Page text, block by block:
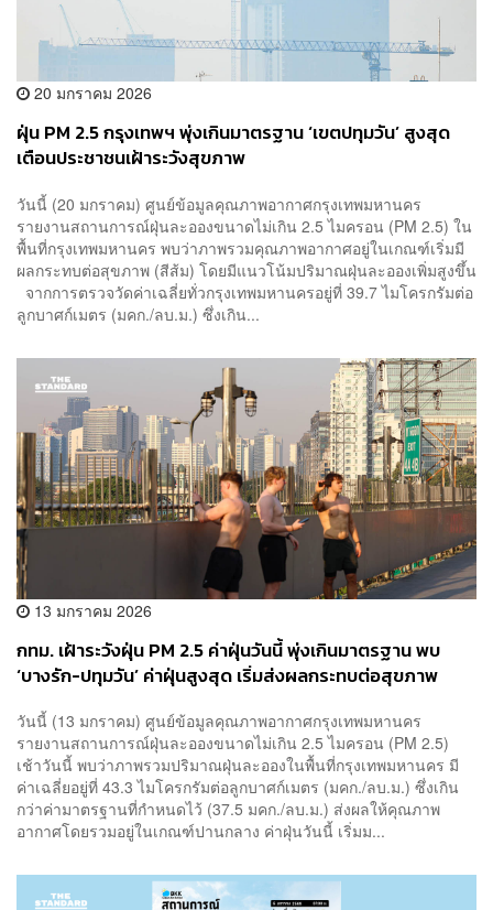
20 มกราคม 2026
ฝุ่น PM 2.5 กรุงเทพฯ พุ่งเกินมาตรฐาน ‘เขตปทุมวัน’ สูงสุด
เตือนประชาชนเฝ้าระวังสุขภาพ
วันนี้ (20 มกราคม) ศูนย์ข้อมูลคุณภาพอากาศกรุงเทพมหานคร
รายงานสถานการณ์ฝุ่นละอองขนาดไม่เกิน 2.5 ไมครอน (PM 2.5) ใน
พื้นที่กรุงเทพมหานคร พบว่าภาพรวมคุณภาพอากาศอยู่ในเกณฑ์เริ่มมี
ผลกระทบต่อสุขภาพ (สีส้ม) โดยมีแนวโน้มปริมาณฝุ่นละอองเพิ่มสูงขึ้น
จากการตรวจวัดค่าเฉลี่ยทั่วกรุงเทพมหานครอยู่ที่ 39.7 ไมโครกรัมต่อ
ลูกบาศก์เมตร (มคก./ลบ.ม.) ซึ่งเกิน...
13 มกราคม 2026
กทม. เฝ้าระวังฝุ่น PM 2.5 ค่าฝุ่นวันนี้ พุ่งเกินมาตรฐาน พบ
‘บางรัก-ปทุมวัน’ ค่าฝุ่นสูงสุด เริ่มส่งผลกระทบต่อสุขภาพ
​วันนี้ (13 มกราคม) ศูนย์ข้อมูลคุณภาพอากาศกรุงเทพมหานคร
รายงานสถานการณ์ฝุ่นละอองขนาดไม่เกิน 2.5 ไมครอน (PM 2.5)
เช้าวันนี้ พบว่าภาพรวมปริมาณฝุ่นละอองในพื้นที่กรุงเทพมหานคร มี
ค่าเฉลี่ยอยู่ที่ 43.3 ไมโครกรัมต่อลูกบาศก์เมตร (มคก./ลบ.ม.) ซึ่งเกิน
กว่าค่ามาตรฐานที่กำหนดไว้ (37.5 มคก./ลบ.ม.) ส่งผลให้คุณภาพ
อากาศโดยรวมอยู่ในเกณฑ์ปานกลาง ค่าฝุ่นวันนี้ เริ่มม...